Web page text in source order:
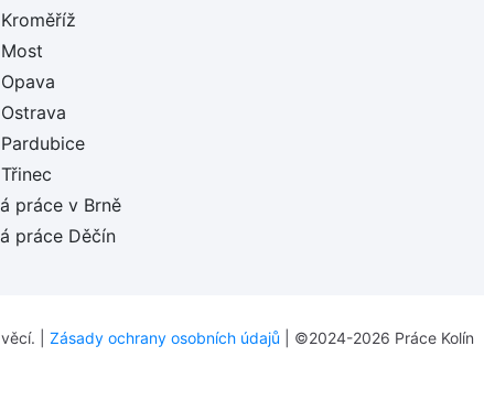
práce v Brně
práce Děčín
| Zásady ochrany osobních údajů | ©2024-2026 Práce Kolín